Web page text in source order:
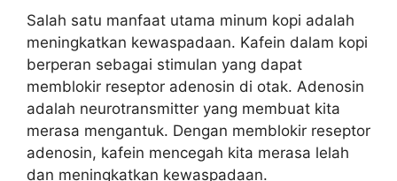
Salah satu manfaat utama minum kopi adalah
meningkatkan kewaspadaan. Kafein dalam kopi
berperan sebagai stimulan yang dapat
memblokir reseptor adenosin di otak. Adenosin
adalah neurotransmitter yang membuat kita
merasa mengantuk. Dengan memblokir reseptor
adenosin, kafein mencegah kita merasa lelah
dan meningkatkan kewaspadaan.